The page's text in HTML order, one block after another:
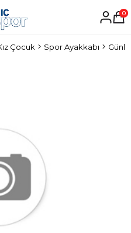
0
Çocuk Spor Ayakkabı